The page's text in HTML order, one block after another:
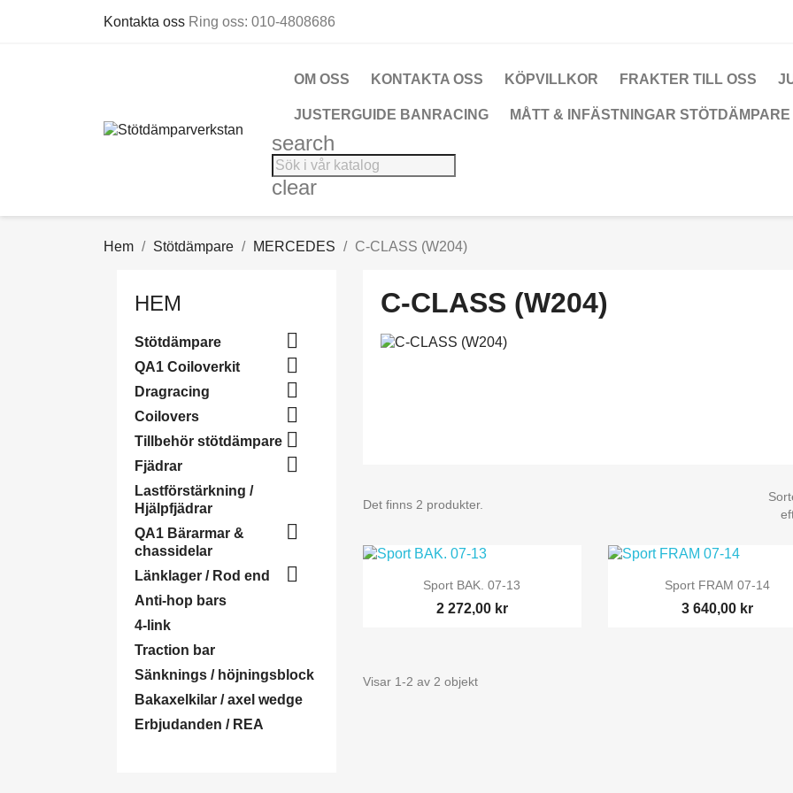
Kontakta oss Ring oss: 010-4808686
OM OSS KONTAKTA OSS KÖPVILLKOR FRAKTER TILL OSS
JUSTERGUIDE BANRACING MÅTT & INFÄSTNINGAR STÖTDÄMPARE
search
clear
Hem Stötdämpare MERCEDES C-CLASS (W204)
HEM
Stötdämpare 
QA1 Coiloverkit 
Dragracing 
Coilovers 
Tillbehör stötdämpare 
Fjädrar 
Lastförstärkning /
Hjälpfjädrar
QA1 Bärarmar &
chassidelar

Länklager / Rod end 
Anti-hop bars
4-link
Traction bar
Sänknings / höjningsblock
Bakaxelkilar / axel wedge
Erbjudanden / REA
C-CLASS (W204)
Det finns 2 produkter.
 Snabbvy
Sport BAK. 07-13
2 272,00 kr
 Snabbvy
Sport FRAM 07-14
3 640,00 kr
Visar 1-2 av 2 objekt